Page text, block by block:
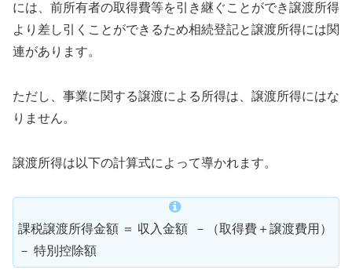
には、前所有者の取得費等を引き継ぐことができ譲渡所得
より差し引くことができるため相続登記と譲渡所得には関
連があります。
ただし、事業に関する譲渡による所得は、譲渡所得にはな
りません。
譲渡所得は以下の計算式によって導かれます。
課税譲渡所得金額 ＝ 収入金額 －（取得費＋譲渡費用）
－ 特別控除額